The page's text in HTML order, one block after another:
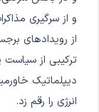
و از سرگیری
از رویدادهای
ترکیبی از سیاست
دیپلماتیک
انرژی را رقم زد.